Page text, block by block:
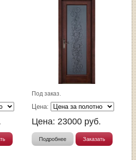
Под заказ.
Цена:
Цена: 23000 руб.
Подробнее Заказать